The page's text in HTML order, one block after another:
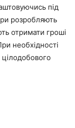
під
розробляють
отримати гроші
необхідності